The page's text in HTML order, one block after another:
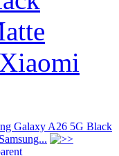
Galaxy A26 5G Black